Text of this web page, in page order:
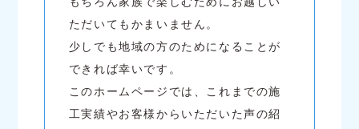
ただいてもかまいません。
少しでも地域の方のためになることが
できれば幸いです。
このホームページでは、これまでの施
工実績やお客様からいただいた声の紹